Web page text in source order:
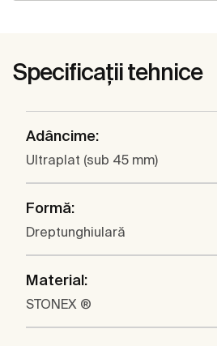
Specificații tehnice
Adâncime:
Ultraplat (sub 45 mm)
Formă:
Dreptunghiulară
Material:
STONEX ®